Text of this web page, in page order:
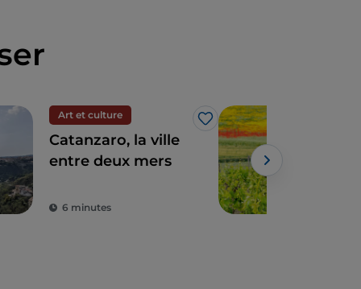
Art et culture
J’aime
Catanzaro, la ville
entre deux mers
6 minutes